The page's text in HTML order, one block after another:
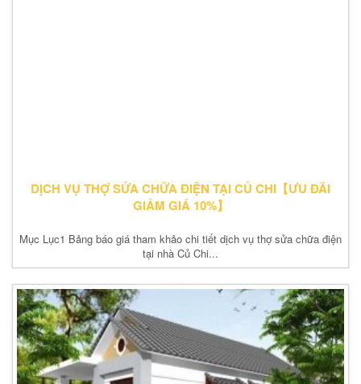
DỊCH VỤ THỢ SỬA CHỮA ĐIỆN TẠI CỦ CHI【ƯU ĐÃI
GIẢM GIÁ 10%】
Mục Lục1 Bảng báo giá tham khảo chi tiết dịch vụ thợ sửa chữa điện
tại nhà Củ Chi...